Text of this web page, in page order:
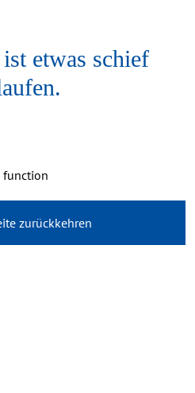
etwas schief
function
zurückkehren